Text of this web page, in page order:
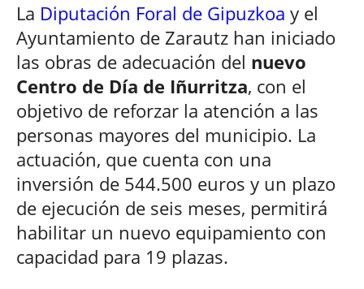
La Diputación Foral de Gipuzkoa y el
Ayuntamiento de Zarautz han iniciado
las obras de adecuación del nuevo
Centro de Día de Iñurritza, con el
objetivo de reforzar la atención a las
personas mayores del municipio. La
actuación, que cuenta con una
inversión de 544.500 euros y un plazo
de ejecución de seis meses, permitirá
habilitar un nuevo equipamiento con
capacidad para 19 plazas.